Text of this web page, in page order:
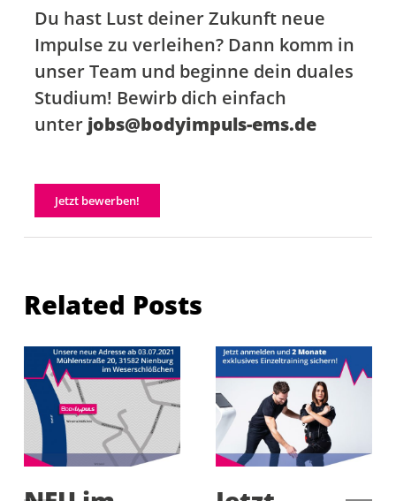
Du hast Lust deiner Zukunft neue
Impulse zu verleihen? Dann komm in
unser Team und beginne dein duales
Studium! Bewirb dich einfach
unter jobs@bodyimpuls-ems.de
Jetzt bewerben!
Related Posts